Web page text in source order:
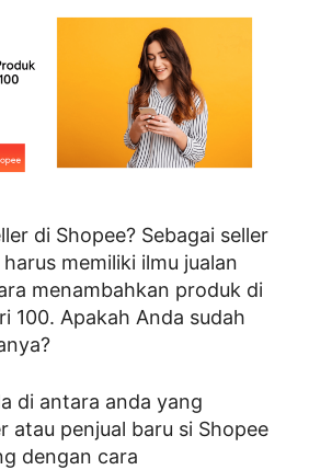
di Shopee? Sebagai seller
memiliki ilmu jualan
menambahkan produk di
100. Apakah Anda sudah
di antara anda yang
atau penjual baru si Shopee
dengan cara